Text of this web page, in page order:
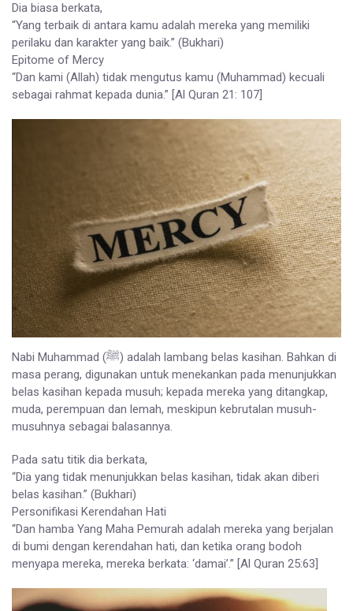
Dia biasa berkata,
“Yang terbaik di antara kamu adalah mereka yang memiliki
perilaku dan karakter yang baik.” (Bukhari)
Epitome of Mercy
“Dan kami (Allah) tidak mengutus kamu (Muhammad) kecuali
sebagai rahmat kepada dunia.” [Al Quran 21: 107]
Nabi Muhammad (ﷺ) adalah lambang belas kasihan. Bahkan di
masa perang, digunakan untuk menekankan pada menunjukkan
belas kasihan kepada musuh; kepada mereka yang ditangkap,
muda, perempuan dan lemah, meskipun kebrutalan musuh-
musuhnya sebagai balasannya.
Pada satu titik dia berkata,
“Dia yang tidak menunjukkan belas kasihan, tidak akan diberi
belas kasihan.” (Bukhari)
Personifikasi Kerendahan Hati
“Dan hamba Yang Maha Pemurah adalah mereka yang berjalan
di bumi dengan kerendahan hati, dan ketika orang bodoh
menyapa mereka, mereka berkata: ‘damai’.” [Al Quran 25:63]